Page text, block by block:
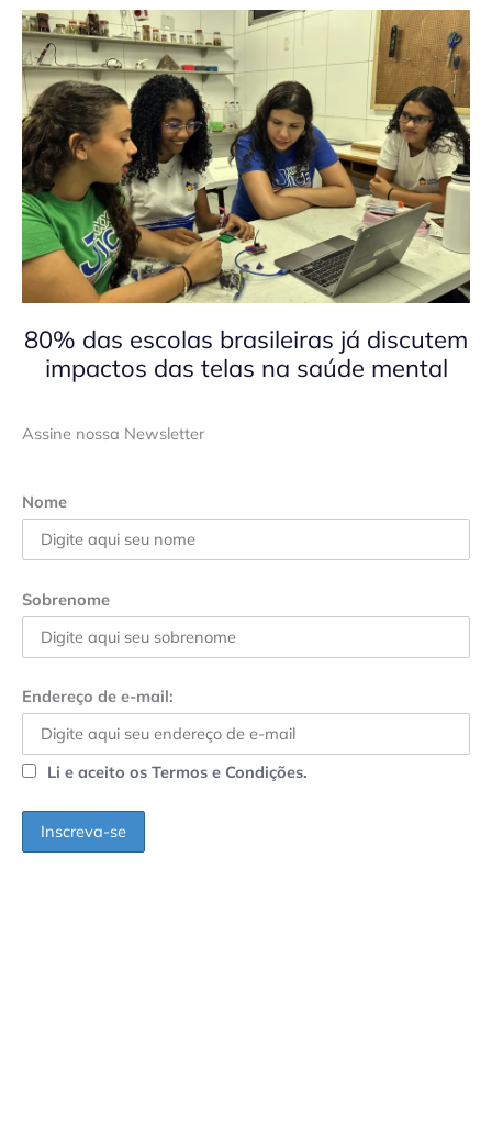
80% das escolas brasileiras já discutem
impactos das telas na saúde mental
Assine nossa Newsletter
Nome
Sobrenome
Endereço de e-mail:
Li e aceito os Termos e Condições.